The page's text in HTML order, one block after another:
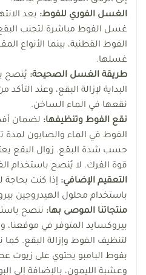
الغسل الفوري للفوط: بعد
غسل الفوط مباشرة لتجنب
الفوط القطنية، بينما الأنواع
غسلها.
طريقة الغسل الصحيحة: يُنصح
البداية لإزالة البقع، وعند
نقعها في الماء الساخن.
نقع الفوط وتنظيفها: لضمان
حسب شدة البقع. زوال البقع
قوة الفرك. لا يُنصح باستخدام
التعقيم الإضافي: إذا كنت
باستخدام محلول الهيدروجين
منتجاتنا الموصى بها: ننصح
بيروكسايد المتوفر في
لتنظيف الفوط وإزالة البقع.
بفوط البامبو يحتوي على زيوت
وعشبة الليمون، بالإضافة إلى